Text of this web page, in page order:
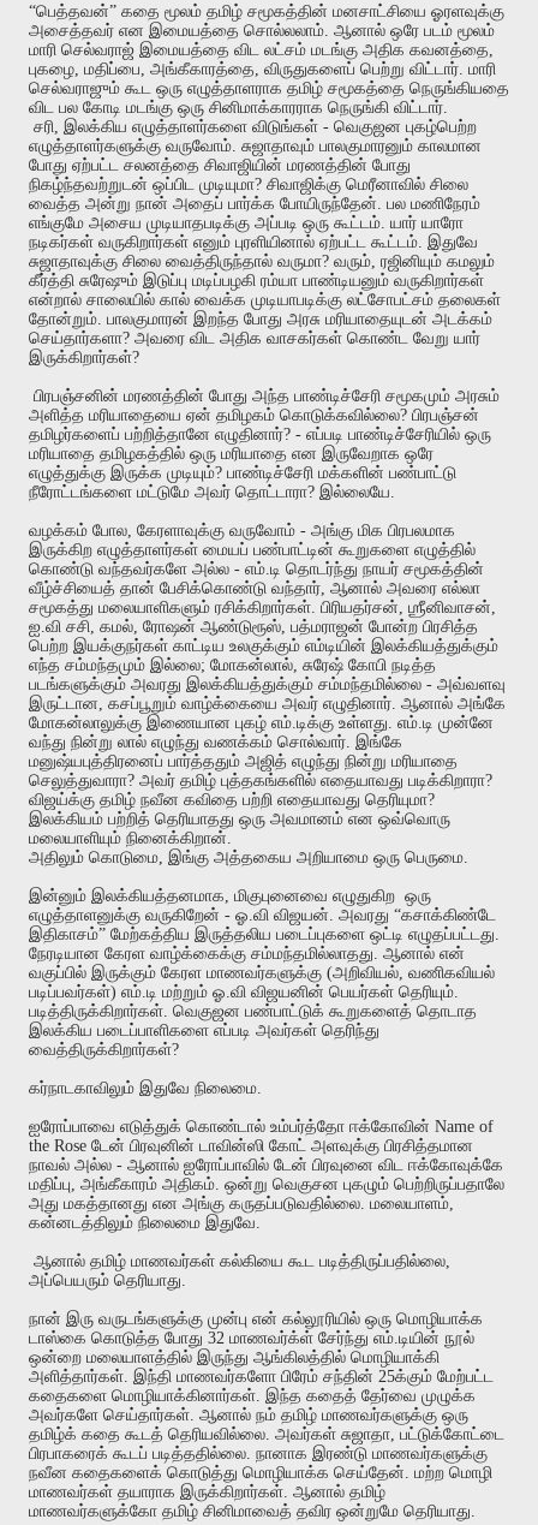
“பெத்தவன்” கதை மூலம் தமிழ் சமூகத்தின் மனசாட்சியை ஓரளவுக்கு
அசைத்தவர் என இமையத்தை சொல்லலாம் ஆனால் ஒரே படம் மூலம்
மாரி செல்வராஜ் இமையத்தை விட லட்சம் மடங்கு அதிக கவனத்தை
புகழை மதிப்பை அங்கீகாரத்தை விருதுகளைப் பெற்று விட்டார் மாரி
செல்வராஜும் கூட ஒரு எழுத்தாளராக தமிழ் சமூகத்தை நெருங்கியதை
விட
பல கோடி மடங்கு ஒரு சினிமாக்காரராக நெருங்கி விட்டார்
சரி இலக்கிய எழுத்தாளர்களை விடுங்கள் - வெகுஜன புகழ்பெற்ற
எழுத்தாளர்களுக்கு வருவோம் சுஜாதாவும் பாலகுமாரனும் காலமான
போது ஏற்பட்ட சலனத்தை சிவாஜியின் மரணத்தின் போது
நிகழ்ந்தவற்றுடன் ஒப்பிட முடியுமா? சிவாஜிக்கு மெரீனாவில் சிலை
வைத்த அன்று நான் அதைப் பார்க்க போயிருந்தேன் பல மணிநேரம்
எங்குமே அசைய முடியாதபடிக்கு அப்படி ஒரு கூட்டம் யார் யாரோ
நடிகர்கள் வருகிறார்கள் எனும் புரளியினால் ஏற்பட்ட கூட்டம் இதுவே
சுஜாதாவுக்கு சிலை வைத்திருந்தால் வருமா? வரும் ரஜினியும் கமலும்
கீர்த்தி சுரேஷும் இடுப்பு மடிப்பழகி ரம்யா பாண்டியனும் வருகிறார்கள்
என்றால் சாலையில் கால் வைக்க முடியாபடிக்கு லட்சோபட்சம் தலைகள்
தோன்றும் பாலகுமாரன் இறந்த போது அரசு மரியாதையுடன் அடக்கம்
செய்தார்களா? அவரை விட அதிக வாசகர்கள் கொண்ட வேறு யார்
இருக்கிறார்கள்?
பிரபஞ்சனின் மரணத்தின் போது அந்த பாண்டிச்சேரி சமூகமும் அரசும்
அளித்த மரியாதையை ஏன் தமிழகம் கொடுக்கவில்லை? பிரபஞ்சன்
தமிழர்களைப் பற்றித்தானே எழுதினார்? - எப்படி பாண்டிச்சேரியில் ஒரு
மரியாதை தமிழகத்தில் ஒரு மரியாதை என இருவேறாக ஒரே
எழுத்துக்கு இருக்க முடியும்? பாண்டிச்சேரி மக்களின் பண்பாட்டு
நீரோட்டங்களை மட்டுமே அவர் தொட்டாரா? இல்லையே
வழக்கம் போல கேரளாவுக்கு வருவோம் - அங்கு மிக பிரபலமாக
இருக்கிற எழுத்தாளர்கள் மையப் பண்பாட்டின் கூறுகளை எழுத்தில்
கொண்டு வந்தவர்களே அல்ல - எம் டி தொடர்ந்து நாயர் சமூகத்தின்
வீழ்ச்சியைத் தான் பேசிக்கொண்டு வந்தார் ஆனால் அவரை எல்லா
சமூகத்து மலையாளிகளும் ரசிக்கிறார்கள் பிரியதர்சன் ஶ்ரீனிவாசன்
ஐ வி சசி கமல் ரோஷன் ஆண்டுரூஸ் பத்மராஜன் போன்ற பிரசித்த
பெற்ற இயக்குநர்கள் காட்டிய உலகுக்கும் எம்டியின் இலக்கியத்துக்கும்
எந்த சம்மந்தமும் இல்லை; மோகன்லால் சுரேஷ் கோபி நடித்த
படங்களுக்கும் அவரது இலக்கியத்துக்கும் சம்மந்தமில்லை - அவ்வளவு
இருட்டான கசப்பூறும் வாழ்க்கையை அவர் எழுதினார் ஆனால் அங்கே
மோகன்லாலுக்கு இணையான புகழ் எம் டிக்கு உள்ளது எம் டி முன்னே
வந்து நின்று லால் எழுந்து வணக்கம் சொல்வார் இங்கே
மனுஷ்யபுத்திரனைப் பார்த்ததும் அஜித் எழுந்து நின்று மரியாதை
செலுத்துவாரா? அவர் தமிழ் புத்தகங்களில் எதையாவது படிக்கிறாரா?
விஜய்க்கு தமிழ் நவீன கவிதை பற்றி எதையாவது தெரியுமா?
இலக்கியம் பற்றித் தெரியாதது ஒரு அவமானம் என ஒவ்வொரு
மலையாளியும் நினைக்கிறான்
அதிலும் கொடுமை இங்கு அத்தகைய அறியாமை ஒரு பெருமை
இன்னும் இலக்கியத்தனமாக மிகுபுனைவை எழுதுகிற ஒரு
எழுத்தாளனுக்கு வருகிறேன் - ஓ வி விஜயன் அவரது “கசாக்கிண்டே
இதிகாசம்” மேற்கத்திய இருத்தலிய படைப்புகளை ஒட்டி எழுதப்பட்டது
நேரடியான கேரள வாழ்க்கைக்கு சம்மந்தமில்லாதது ஆனால் என்
வகுப்பில் இருக்கும் கேரள மாணவர்களுக்கு (அறிவியல் வணிகவியல்
படிப்பவர்கள்) எம் டி மற்றும் ஓ வி விஜயனின் பெயர்கள் தெரியும்
படித்திருக்கிறார்கள் வெகுஜன பண்பாட்டுக் கூறுகளைத் தொடாத
இலக்கிய படைப்பாளிகளை எப்படி அவர்கள் தெரிந்து
வைத்திருக்கிறார்கள்?
கர்நாடகாவிலும் இதுவே நிலைமை
ஐரோப்பாவை எடுத்துக் கொண்டால் உம்பர்த்தோ ஈக்கோவின் Name of
the Rose டேன் பிரவுனின் டாவின்ஸி கோட் அளவுக்கு பிரசித்தமான
நாவல் அல்ல - ஆனால் ஐரோப்பாவில் டேன் பிரவுனை விட
ஈக்கோவுக்கே
மதிப்பு அங்கீகாரம் அதிகம் ஒன்று வெகுசன புகழும் பெற்றிருப்பதாலே
அது மகத்தானது என அங்கு கருதப்படுவதில்லை மலையாளம்
கன்னடத்திலும் நிலைமை இதுவே
ஆனால் தமிழ் மாணவர்கள் கல்கியை கூட படித்திருப்பதில்லை
அப்பெயரும் தெரியாது
நான் இரு வருடங்களுக்கு முன்பு என் கல்லூரியில் ஒரு மொழியாக்க
டாஸ்கை கொடுத்த போது 32 மாணவர்க்ள் சேர்ந்து எம் டியின் நூல்
ஒன்றை மலையாளத்தில் இருந்து ஆங்கிலத்தில் மொழியாக்கி
அளித்தார்கள் இந்தி மாணவர்களோ பிரேம் சந்தின் 25க்கும் மேற்பட்ட
கதைகளை மொழியாக்கினார்கள் இந்த கதைத் தேர்வை முழுக்க
அவர்களே செய்தார்கள் ஆனால் நம் தமிழ் மாணவர்களுக்கு ஒரு
தமிழ்க் கதை கூடத் தெரியவில்லை அவர்கள் சுஜாதா பட்டுக்கோட்டை
பிரபாகரைக் கூடப் படித்ததில்லை நானாக இரண்டு மாணவர்களுக்கு
நவீன கதைகளைக் கொடுத்து மொழியாக்க செய்தேன் மற்ற மொழி
மாணவர்கள் தயாராக இருக்கிறார்கள் ஆனால் தமிழ்
மாணவர்களுக்கோ தமிழ் சினிமாவைத் தவிர ஒன்றுமே தெரியாது